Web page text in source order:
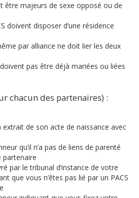
être majeurs de sexe opposé ou de
doivent disposer d’une résidence
par alliance ne doit lier les deux
pas être déjà mariées ou liées
chacun des partenaires) :
de son acte de naissance avec
qu’il n’a pas de liens de parenté
partenaire
par le tribunal d’instance de votre
que vous n’êtes pas lié par un PACS